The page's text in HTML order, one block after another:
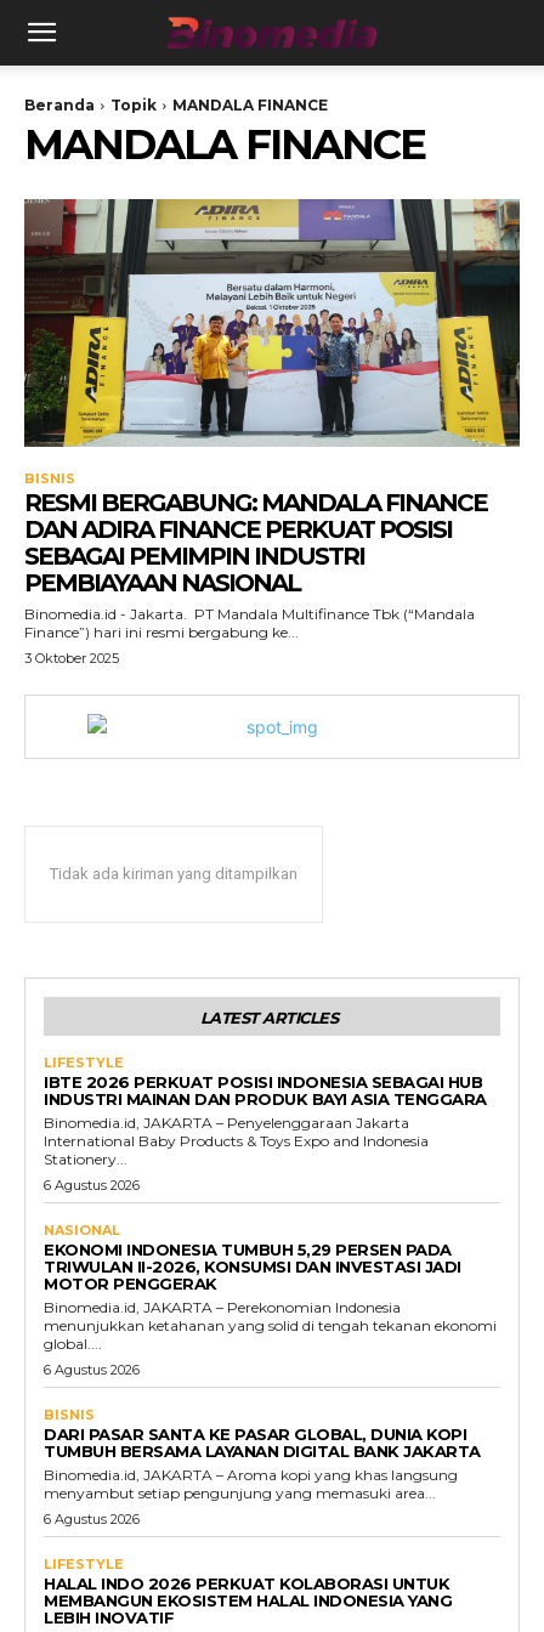
Beranda Topik MANDALA FINANCE
MANDALA FINANCE
BISNIS
RESMI BERGABUNG: MANDALA FINANCE
DAN ADIRA FINANCE PERKUAT POSISI
SEBAGAI PEMIMPIN INDUSTRI
PEMBIAYAAN NASIONAL
Binomedia.id - Jakarta. PT Mandala Multifinance Tbk (“Mandala
Finance”) hari ini resmi bergabung ke...
3 Oktober 2025
Tidak ada kiriman yang ditampilkan
LATEST ARTICLES
LIFESTYLE
IBTE 2026 PERKUAT POSISI INDONESIA SEBAGAI HUB
INDUSTRI MAINAN DAN PRODUK BAYI ASIA TENGGARA
Binomedia.id, JAKARTA – Penyelenggaraan Jakarta
International Baby Products & Toys Expo and Indonesia
Stationery...
6 Agustus 2026
NASIONAL
EKONOMI INDONESIA TUMBUH 5,29 PERSEN PADA
TRIWULAN II-2026, KONSUMSI DAN INVESTASI JADI
MOTOR PENGGERAK
Binomedia.id, JAKARTA – Perekonomian Indonesia
menunjukkan ketahanan yang solid di tengah tekanan ekonomi
global....
6 Agustus 2026
BISNIS
DARI PASAR SANTA KE PASAR GLOBAL, DUNIA KOPI
TUMBUH BERSAMA LAYANAN DIGITAL BANK JAKARTA
Binomedia.id, JAKARTA – Aroma kopi yang khas langsung
menyambut setiap pengunjung yang memasuki area...
6 Agustus 2026
LIFESTYLE
HALAL INDO 2026 PERKUAT KOLABORASI UNTUK
MEMBANGUN EKOSISTEM HALAL INDONESIA YANG
LEBIH INOVATIF